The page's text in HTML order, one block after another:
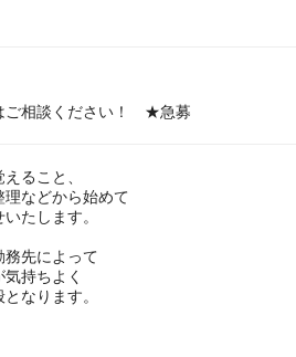
ご相談ください！ ★急募
ること、
などから始めて
たします。
先によって
持ちよく
なります。